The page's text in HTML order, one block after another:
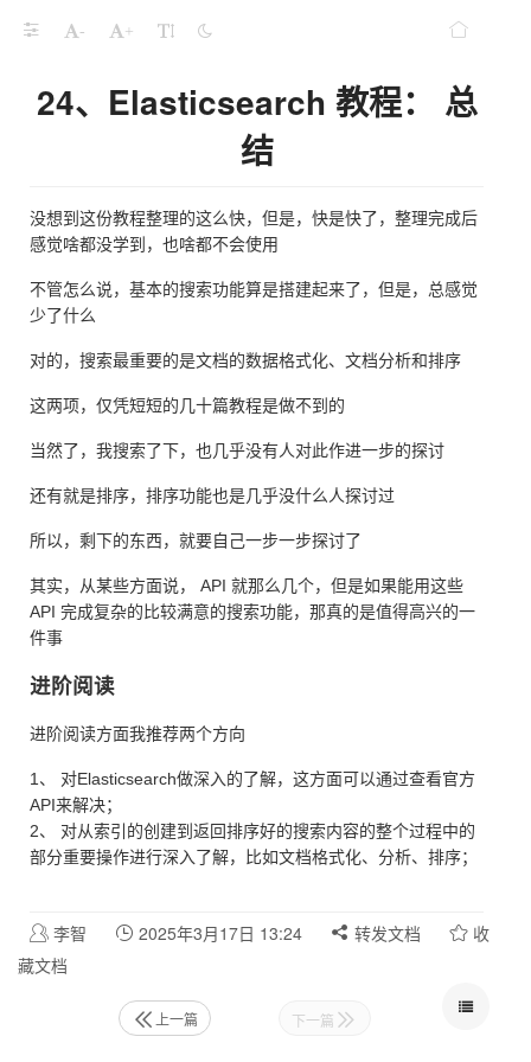
- +
24、Elasticsearch 教程： 总
结
没想到这份教程整理的这么快，但是，快是快了，整理完成后
感觉啥都没学到，也啥都不会使用
不管怎么说，基本的搜索功能算是搭建起来了，但是，总感觉
少了什么
对的，搜索最重要的是文档的数据格式化、文档分析和排序
这两项，仅凭短短的几十篇教程是做不到的
当然了，我搜索了下，也几乎没有人对此作进一步的探讨
还有就是排序，排序功能也是几乎没什么人探讨过
所以，剩下的东西，就要自己一步一步探讨了
其实，从某些方面说， API 就那么几个，但是如果能用这些
API 完成复杂的比较满意的搜索功能，那真的是值得高兴的一
件事
进阶阅读
进阶阅读方面我推荐两个方向
1、 对Elasticsearch做深入的了解，这方面可以通过查看官方
API来解决；
2、 对从索引的创建到返回排序好的搜索内容的整个过程中的
部分重要操作进行深入了解，比如文档格式化、分析、排序；
李智 2025年3月17日 13:24 转发文档
收
藏文档
上一篇 下一篇